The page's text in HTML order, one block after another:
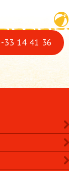
33 14 41 36